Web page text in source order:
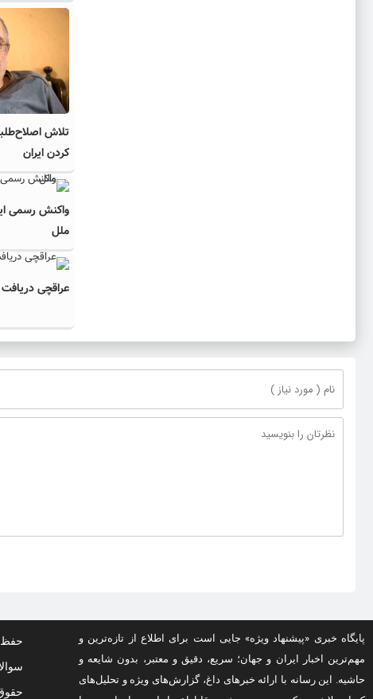
تلاش
کردن ایران
واکنش رسمی
ملل
عراقچی دریافت
پایگاه خبری «پیشنهاد ویژه» جایی است برای اطلاع از تازه‌ترین و
مهم‌ترین اخبار ایران و جهان؛ سریع، دقیق و معتبر، بدون شایعه و
حاشیه. این رسانه با ارائه خبرهای داغ، گزارش‌های ویژه و تحلیل‌های
حفظ
حقوق